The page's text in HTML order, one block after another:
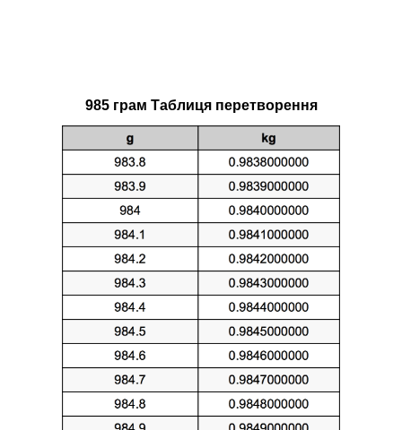
985 грам Таблиця перетворення